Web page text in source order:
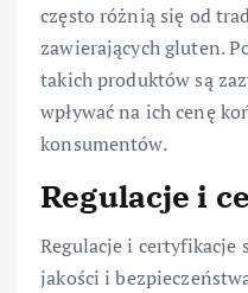
często różnią się od
zawierających gluten.
takich produktów są
wpływać na ich cenę
konsumentów.
Regulacje i
Regulacje i certyfikacje
jakości i